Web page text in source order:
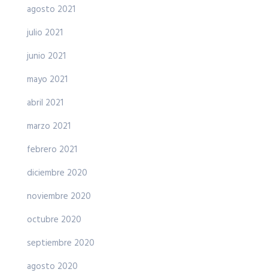
agosto 2021
julio 2021
junio 2021
mayo 2021
abril 2021
marzo 2021
febrero 2021
diciembre 2020
noviembre 2020
octubre 2020
septiembre 2020
agosto 2020